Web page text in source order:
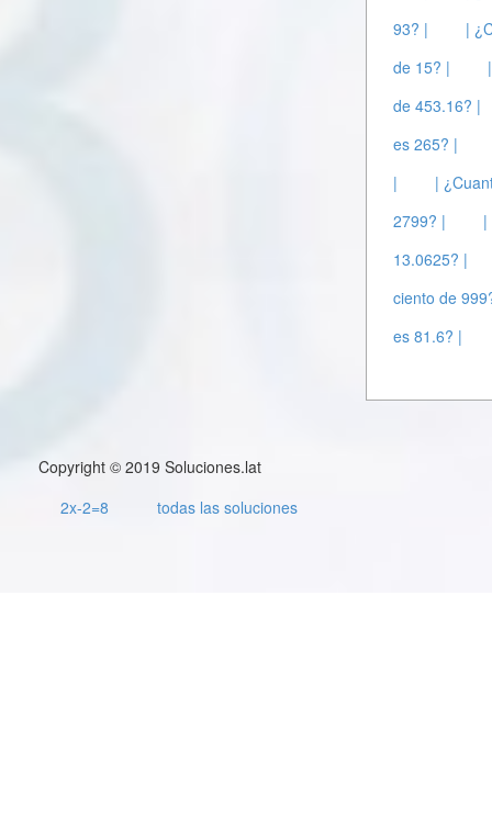
93? |
|
de 15? |
de 453.16? |
es 265? |
|
|
2799? |
|
13.0625? |
ciento de
es 81.6? |
Copyright © 2019 Soluciones.lat
2x-2=8
todas las soluciones